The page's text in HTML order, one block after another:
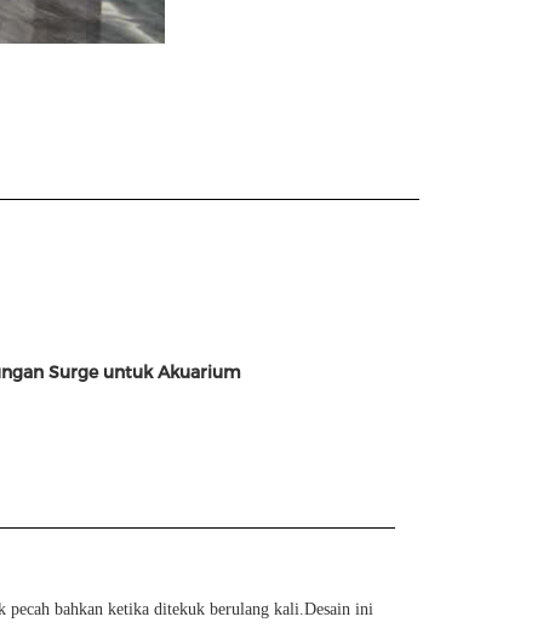
Surge untuk Akuarium
pecah bahkan ketika ditekuk berulang kali.Desain ini